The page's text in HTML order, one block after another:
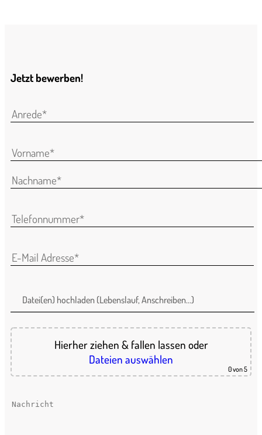
Jetzt bewerben!
Datei(en) hochladen (Lebenslauf, Anschreiben...)
Hierher ziehen & fallen lassen oder
Dateien auswählen
0von 5